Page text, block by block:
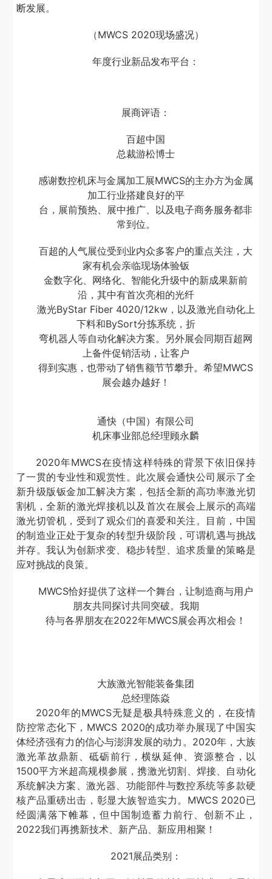
断发展。
（MWCS 2020现场盛况）
年度行业新品发布平台：
展商评语：
百超中国
总裁游松博士
感谢数控机床与金属加工展MWCS的主办方为金属
加工行业搭建良好的平
台，展前预热、展中推广、以及电子商务服务都非
常到位。
百超的人气展位受到业内众多客户的重点关注，大
家有机会亲临现场体验钣
金数字化、网络化、智能化升级中的新成果新前
沿，其中有首次亮相的光纤
激光ByStar Fiber 4020/12kw，以及激光自动化上
下料和BySort分拣系统，折
弯机器人等自动化解决方案。另外展会同期百超网
上备件促销活动，让客户
得到实惠，也带动了销售额节节攀升。希望MWCS
展会越办越好！
通快（中国）有限公司
机床事业部总经理顾永麟
2020年MWCS在疫情这样特殊的背景下依旧保持
了一贯的专业性和观赏性。此次展会通快公司展示了全
新升级版钣金加工解决方案，包括全新的高功率激光切
割机，全新的激光焊接机以及首次在展会上展示的高端
激光切管机，受到了观众们的喜爱和关注。目前，中国
的制造业正处于复杂的转型升级阶段，可谓机遇与挑战
并存。我认为创新求变、稳步转型、追求质量的策略是
应对挑战的良策。
MWCS恰好提供了这样一个舞台，让制造商与用户
朋友共同探讨共同突破。我期
待与各界朋友在2022年MWCS展会再次相会！
大族激光智能装备集团
总经理陈焱
2020年的MWCS无疑是极具特殊意义的，在疫情
防控常态化下，MWCS 2020的成功举办展现了中国实
体经济强有力的信心与澎湃发展的动力。2020年，大族
激光革故鼎新、砥砺前行，横纵延伸、资源整合，以
1500平方米超高规模参展，携激光切割、焊接、自动化
系统解决方案、激光器、功能部件与数控系统等多款硬
核产品重磅出击，彰显大族智造实力。MWCS 2020已
经圆满落下帷幕，但中国制造蓄力前行、创新不止，
2022我们再携新技术、新产品、新应用相聚！
2021展品类别：